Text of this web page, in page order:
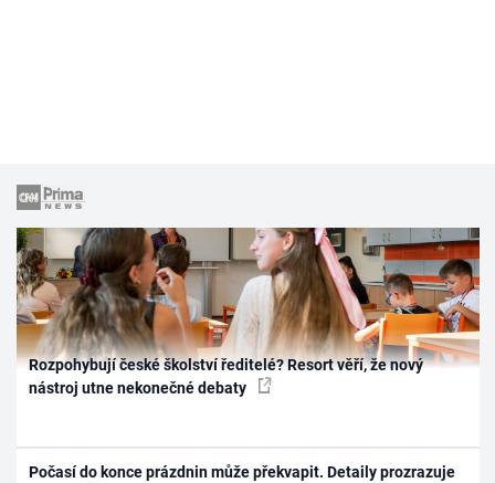
Rozpohybují české školství ředitelé? Resort věří, že nový
nástroj utne nekonečné debaty
Počasí do konce prázdnin může překvapit. Detaily prozrazuje